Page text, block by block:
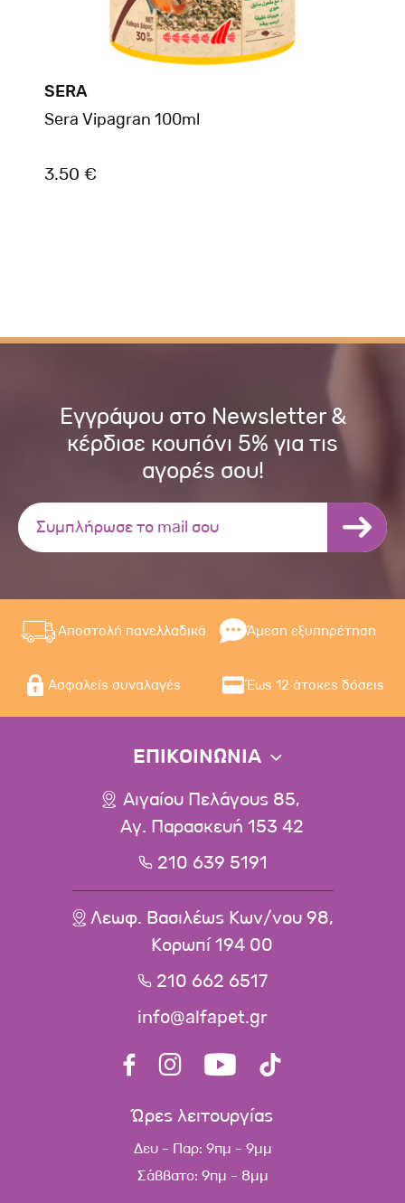
SERA
Sera Vipagran 100ml
3.50 €
Εγγράψου στο Newsletter &
κέρδισε κουπόνι 5% για τις
αγορές σου!
Αποστολή πανελλαδικά Άμεση εξυπηρέτηση
Ασφαλείς συναλαγές Έως 12 άτοκες δόσεις
ΕΠΙΚΟΙΝΩΝΙΑ
Αιγαίου Πελάγους 85,
Αγ. Παρασκευή 153 42
210 639 5191
Λεωφ. Βασιλέως Κων/νου 98,
Κορωπί 194 00
210 662 6517
info@alfapet.gr
Ώρες λειτουργίας
Δευ - Παρ: 9πμ - 9μμ
Σάββατο: 9πμ - 8μμ